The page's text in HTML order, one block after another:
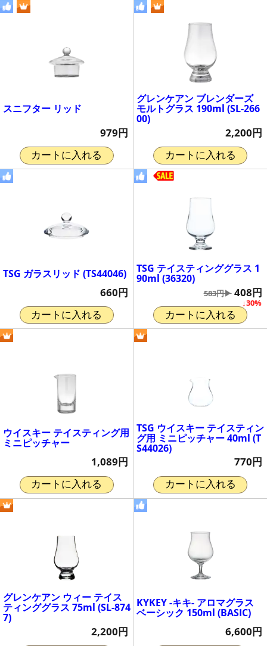
スニフター リッド
979円
カートに入れる
グレンケアン ブレンダーズ
モルトグラス 190ml (SL-266
00)
2,200円
カートに入れる
TSG ガラスリッド (TS44046)
660円
カートに入れる
TSG テイスティンググラス 1
90ml (36320)
↓30%
583円▶ 408円
カートに入れる
ウイスキー テイスティング用
ミニピッチャー
1,089円
カートに入れる
TSG ウイスキー テイスティン
グ用 ミニピッチャー 40ml (T
S44026)
770円
カートに入れる
グレンケアン ウィー テイス
ティンググラス 75ml (SL-874
7)
2,200円
KYKEY -キキ- アロマグラス
ベーシック 150ml (BASIC)
6,600円